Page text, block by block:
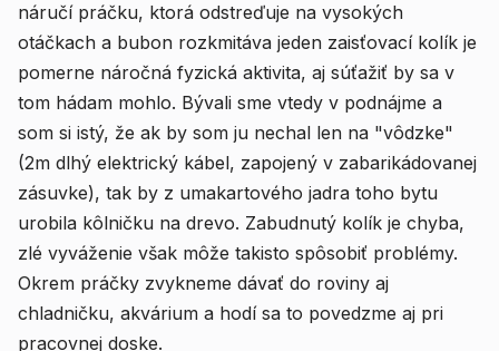
náručí práčku, ktorá odstreďuje na vysokých
otáčkach a bubon rozkmitáva jeden zaisťovací kolík je
pomerne náročná fyzická aktivita, aj súťažiť by sa v
tom hádam mohlo. Bývali sme vtedy v podnájme a
som si istý, že ak by som ju nechal len na "vôdzke"
(2m dlhý elektrický kábel, zapojený v zabarikádovanej
zásuvke), tak by z umakartového jadra toho bytu
urobila kôlničku na drevo. Zabudnutý kolík je chyba,
zlé vyváženie však môže takisto spôsobiť problémy.
Okrem práčky zvykneme dávať do roviny aj
chladničku, akvárium a hodí sa to povedzme aj pri
pracovnej doske.